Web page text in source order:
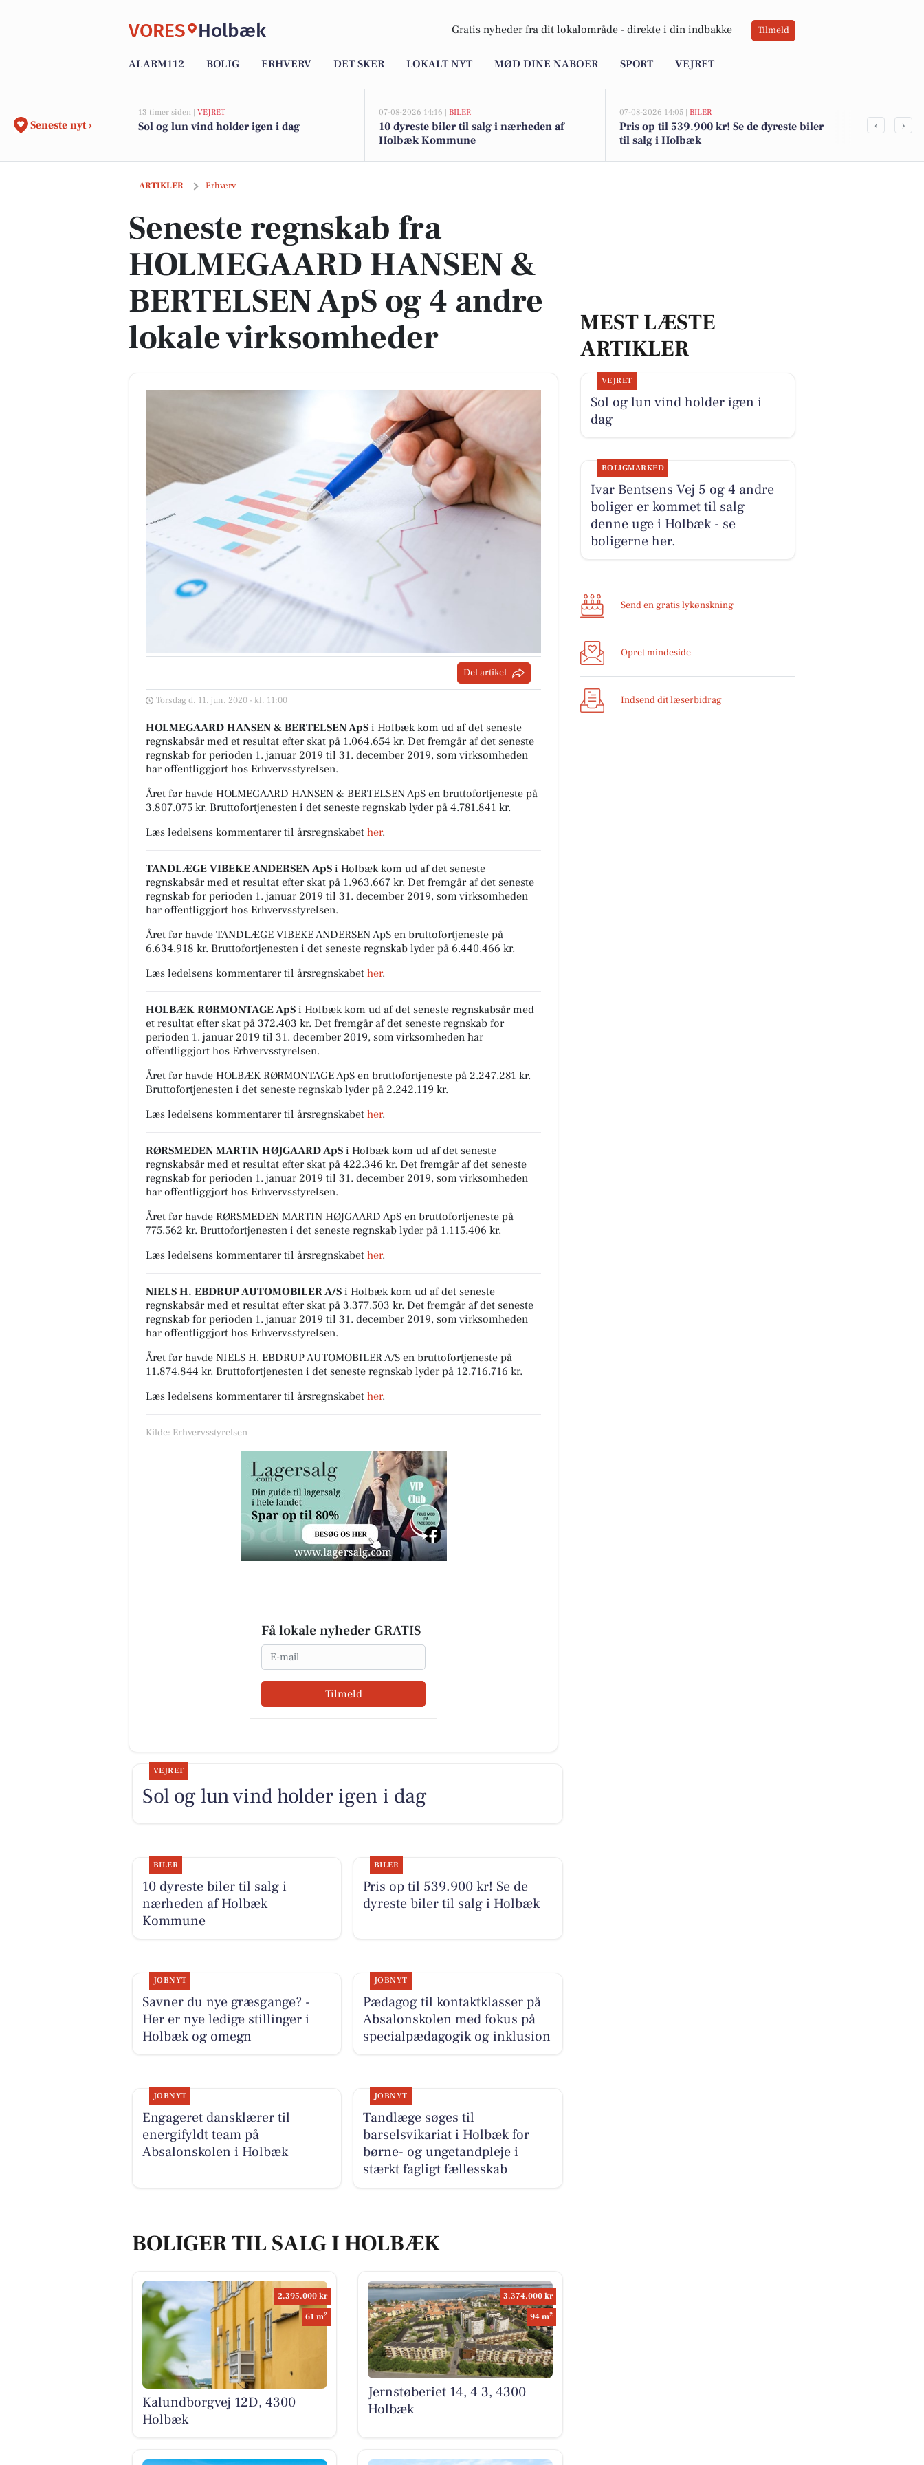
VORES Holbæk Gratis nyheder fra dit lokalområde - direkte i din indbakke Tilmeld
ALARM112 BOLIG ERHVERV DET SKER LOKALT NYT MØD DINE NABOER SPORT VEJRET
Seneste nyt ›
13 timer siden | VEJRET
Sol og lun vind holder igen i dag
07-08-2026 14:16 | BILER
10 dyreste biler til salg i nærheden af
Holbæk Kommune
07-08-2026 14:05 | BILER
Pris op til 539.900 kr! Se de dyreste biler
til salg i Holbæk
Savner du
‹ ›
ARTIKLER Erhverv
Seneste regnskab fra HOLMEGAARD HANSEN & BERTELSEN ApS og 4 andre lokale virksomheder
Seneste regnskab fra
HOLMEGAARD HANSEN &
BERTELSEN ApS og 4 andre
lokale virksomheder
Del artikel
Torsdag d. 11. jun. 2020 - kl. 11:00
HOLMEGAARD HANSEN & BERTELSEN ApS i Holbæk kom ud af det seneste
regnskabsår med et resultat efter skat på 1.064.654 kr. Det fremgår af det seneste
regnskab for perioden 1. januar 2019 til 31. december 2019, som virksomheden
har offentliggjort hos Erhvervsstyrelsen.
Året før havde HOLMEGAARD HANSEN & BERTELSEN ApS en bruttofortjeneste på
3.807.075 kr. Bruttofortjenesten i det seneste regnskab lyder på 4.781.841 kr.
Læs ledelsens kommentarer til årsregnskabet her.
TANDLÆGE VIBEKE ANDERSEN ApS i Holbæk kom ud af det seneste
regnskabsår med et resultat efter skat på 1.963.667 kr. Det fremgår af det seneste
regnskab for perioden 1. januar 2019 til 31. december 2019, som virksomheden
har offentliggjort hos Erhvervsstyrelsen.
Året før havde TANDLÆGE VIBEKE ANDERSEN ApS en bruttofortjeneste på
6.634.918 kr. Bruttofortjenesten i det seneste regnskab lyder på 6.440.466 kr.
Læs ledelsens kommentarer til årsregnskabet her.
HOLBÆK RØRMONTAGE ApS i Holbæk kom ud af det seneste regnskabsår med
et resultat efter skat på 372.403 kr. Det fremgår af det seneste regnskab for
perioden 1. januar 2019 til 31. december 2019, som virksomheden har
offentliggjort hos Erhvervsstyrelsen.
Året før havde HOLBÆK RØRMONTAGE ApS en bruttofortjeneste på 2.247.281 kr.
Bruttofortjenesten i det seneste regnskab lyder på 2.242.119 kr.
Læs ledelsens kommentarer til årsregnskabet her.
RØRSMEDEN MARTIN HØJGAARD ApS i Holbæk kom ud af det seneste
regnskabsår med et resultat efter skat på 422.346 kr. Det fremgår af det seneste
regnskab for perioden 1. januar 2019 til 31. december 2019, som virksomheden
har offentliggjort hos Erhvervsstyrelsen.
Året før havde RØRSMEDEN MARTIN HØJGAARD ApS en bruttofortjeneste på
775.562 kr. Bruttofortjenesten i det seneste regnskab lyder på 1.115.406 kr.
Læs ledelsens kommentarer til årsregnskabet her.
NIELS H. EBDRUP AUTOMOBILER A/S i Holbæk kom ud af det seneste
regnskabsår med et resultat efter skat på 3.377.503 kr. Det fremgår af det seneste
regnskab for perioden 1. januar 2019 til 31. december 2019, som virksomheden
har offentliggjort hos Erhvervsstyrelsen.
Året før havde NIELS H. EBDRUP AUTOMOBILER A/S en bruttofortjeneste på
11.874.844 kr. Bruttofortjenesten i det seneste regnskab lyder på 12.716.716 kr.
Læs ledelsens kommentarer til årsregnskabet her.
Kilde: Erhvervsstyrelsen
Få lokale nyheder GRATIS
Email
Tilmeld
MEST LÆSTE
ARTIKLER
VEJRET
Sol og lun vind holder igen i
dag
BOLIGMARKED
Ivar Bentsens Vej 5 og 4 andre
boliger er kommet til salg
denne uge i Holbæk - se
boligerne her.
Send en gratis lykønskning
Opret mindeside
Indsend dit læserbidrag
VEJRET
Sol og lun vind holder igen i dag
BILER
10 dyreste biler til salg i
nærheden af Holbæk
Kommune
BILER
Pris op til 539.900 kr! Se de
dyreste biler til salg i Holbæk
JOBNYT
Savner du nye græsgange? -
Her er nye ledige stillinger i
Holbæk og omegn
JOBNYT
Pædagog til kontaktklasser på
Absalonskolen med fokus på
specialpædagogik og inklusion
JOBNYT
Engageret dansklærer til
energifyldt team på
Absalonskolen i Holbæk
JOBNYT
Tandlæge søges til
barselsvikariat i Holbæk for
børne- og ungetandpleje i
stærkt fagligt fællesskab
BOLIGER TIL SALG I HOLBÆK
2.395.000 kr
61 m2
Kalundborgvej 12D, 4300
Holbæk
3.374.000 kr
94 m2
Jernstøberiet 14, 4 3, 4300
Holbæk